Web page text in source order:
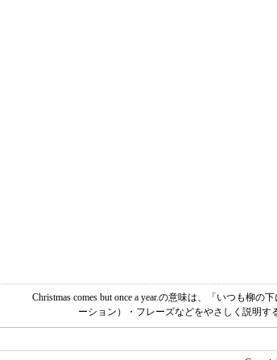
Christmas comes but once a year.の意味は、「いつも柳
ーション）・フレーズなどをやさしく説明す